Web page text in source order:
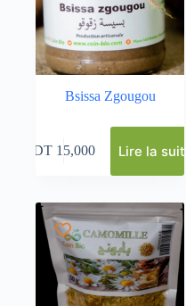
Bsissa Zgougou
DT15,000 Lire la suite